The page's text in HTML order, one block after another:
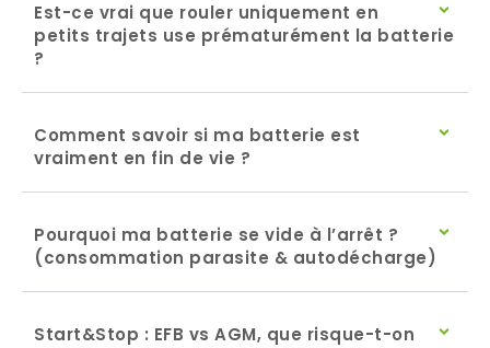
Est-ce vrai que rouler uniquement en
petits trajets use prématurément la batterie
?
Comment savoir si ma batterie est
vraiment en fin de vie ?
Pourquoi ma batterie se vide à l’arrêt ?
(consommation parasite & autodécharge)
Start&Stop : EFB vs AGM, que risque-t-on